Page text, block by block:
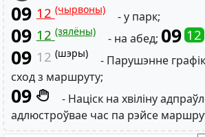
09 12(чырвоны) - у парк;
09 12(зялёны) - на абед; 09 12
09 12 (шэры)
- Парушэнне
сход з маршруту;
09
- Націск на хвіліну
адлюстроўвае час па рэйсе